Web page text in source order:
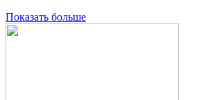
Показать больше